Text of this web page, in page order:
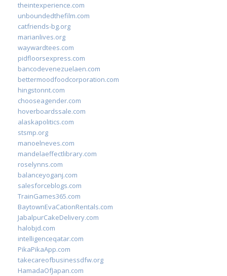
theintexperience.com
unboundedthefilm.com
catfriends-bg.org
marianlives.org
waywardtees.com
pidfloorsexpress.com
bancodevenezuelaen.com
bettermoodfoodcorporation.com
hingstonnt.com
chooseagender.com
hoverboardssale.com
alaskapolitics.com
stsmp.org
manoelneves.com
mandelaeffectlibrary.com
roselynns.com
balanceyoganj.com
salesforceblogs.com
TrainGames365.com
BaytownEvaCationRentals.com
JabalpurCakeDelivery.com
halobjd.com
intelligenceqatar.com
PikaPikaApp.com
takecareofbusinessdfw.org
HamadaOfJapan.com